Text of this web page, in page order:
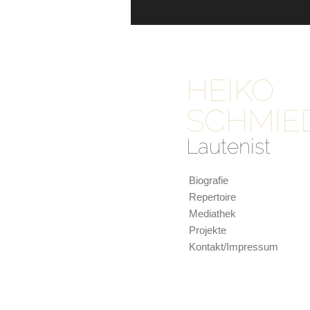
HEIKO
Lautenist
Biografie
Repertoire
Mediathek
Projekte
Kontakt/Impressum